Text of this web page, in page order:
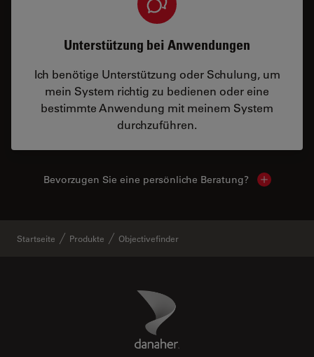
Unterstützung bei Anwendungen
Ich benötige Unterstützung oder Schulung, um
mein System richtig zu bedienen oder eine
bestimmte Anwendung mit meinem System
durchzuführen.
Bevorzugen Sie eine persönliche Beratung? Show
Startseite Produkte Objectivefinder
Danaher Logo